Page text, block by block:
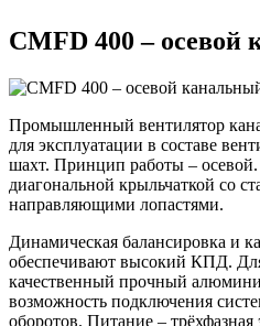
CMFD 400 – осевой
Промышленный вентилятор
для эксплуатации в составе
шахт. Принцип работы –
диагональной крыльчаткой со
направляющими лопастями.
Динамическая балансировка и
обеспечивают высокий КПД.
качественный прочный
возможность подключения
оборотов. Питание – трёхфазная